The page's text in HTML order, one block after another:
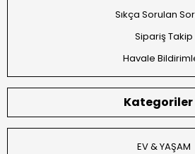
Sıkça Sorulan
Sipariş Takip
Havale
Kategoriler
EV & YAŞAM